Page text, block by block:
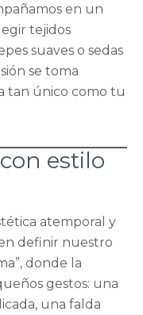
en un
tejidos
suaves o sedas
se toma
tan único como tu
estilo
atemporal y
definir nuestro
donde la
gestos: una
una falda